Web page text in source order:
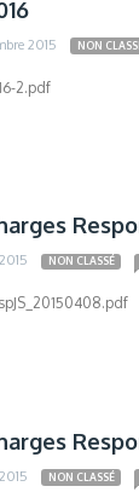
2015 NON
2.pdf
NON CLASSÉ
NON CLASSÉ